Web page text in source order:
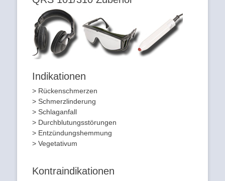
Indikationen
> Rückenschmerzen
> Schmerzlinderung
> Schlaganfall
> Durchblutungsstörungen
> Entzündungshemmung
> Vegetativum
Kontraindikationen